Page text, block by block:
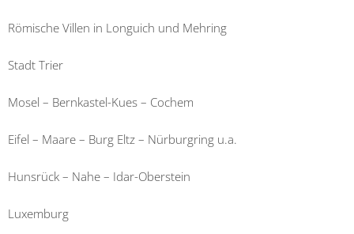
Römische Villen in Longuich und Mehring
Stadt Trier
Mosel – Bernkastel-Kues – Cochem
Eifel – Maare – Burg Eltz – Nürburgring u.a.
Hunsrück – Nahe – Idar-Oberstein
Luxemburg